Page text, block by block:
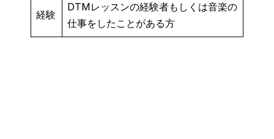
経験
DTMレッスンの経験者もしくは音楽の
仕事をしたことがある方